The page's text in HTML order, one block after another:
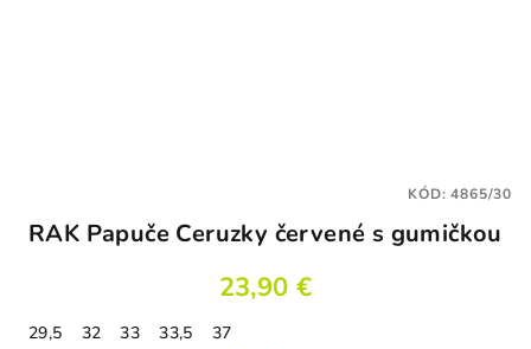
RAK Papuče Ceruzky červené s gumičkou
23,90 €
29,5 32 33 33,5
37
KÓD:4865/30